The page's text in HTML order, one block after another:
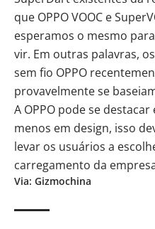
que OPPO VOOC e
esperamos o mesmo
vir. Em outras palavras,
sem fio OPPO
provavelmente se
A OPPO pode se destacar
menos em design, isso
levar os usuários a
carregamento da
Via: Gizmochina